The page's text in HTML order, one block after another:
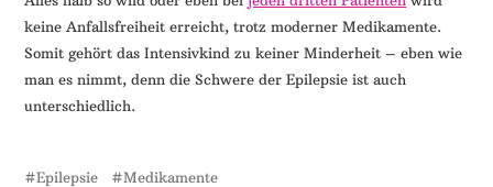
keine Anfallsfreiheit erreicht, trotz moderner Medikamente.
Somit gehört das Intensivkind zu keiner Minderheit – eben wie
man es nimmt, denn die Schwere der Epilepsie ist auch
unterschiedlich.
Epilepsie Medikamente